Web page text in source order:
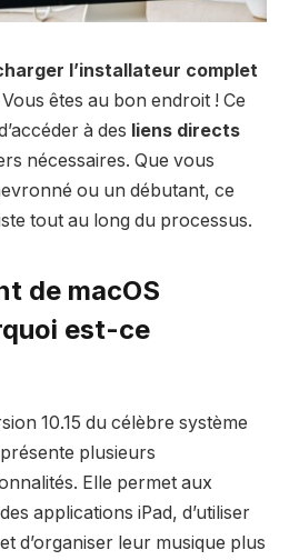
l’installateur complet
Vous êtes au bon endroit ! Ce
à des liens directs
nécessaires. Que vous
ou un débutant, ce
tout au long du processus.
de macOS
est-ce
10.15 du célèbre système
plusieurs
Elle permet aux
applications iPad, d’utiliser
d’organiser leur musique plus